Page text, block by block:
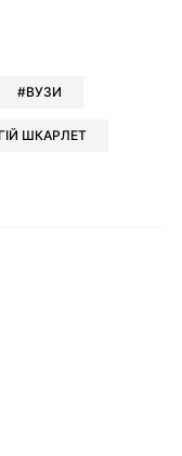
Viber
у Whatsapp
у Messenger
у LinkedIn
ВУЗИ
ШКАРЛЕТ
у Google news
у Viber
у LinkedIn